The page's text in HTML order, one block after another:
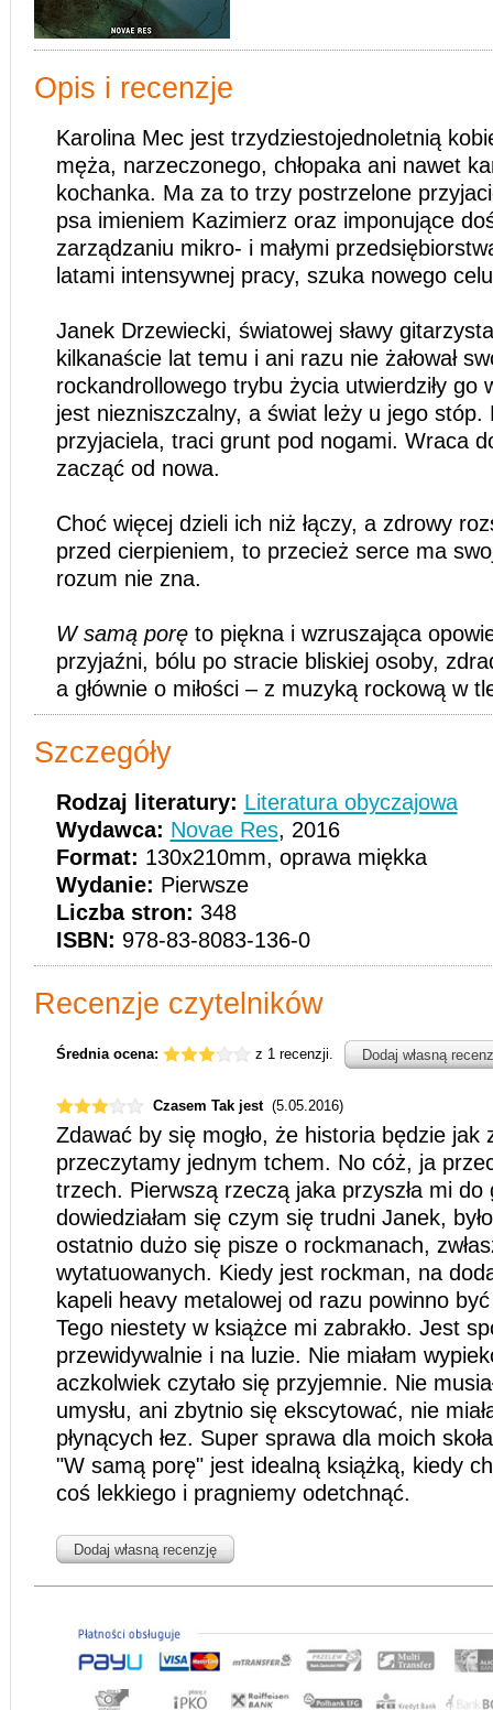
Opis i recenzje
Karolina Mec jest trzydziestojednoletnią
męża, narzeczonego, chłopaka ani nawet
kochanka. Ma za to trzy postrzelone
psa imieniem Kazimierz oraz imponujące
zarządzaniu mikro- i małymi
latami intensywnej pracy, szuka nowego
Janek Drzewiecki, światowej sławy
kilkanaście lat temu i ani razu nie żałował
rockandrollowego trybu życia utwierdziły go
jest niezniszczalny, a świat leży u jego stóp.
przyjaciela, traci grunt pod nogami. Wraca
zacząć od nowa.
Choć więcej dzieli ich niż łączy, a zdrowy
przed cierpieniem, to przecież serce ma
rozum nie zna.
W samą poręto piękna i wzruszająca
przyjaźni, bólu po stracie bliskiej osoby,
a głównie o miłości – z muzyką rockową w
Szczegóły
Rodzaj literatury: Literatura obyczajowa
Wydawca: Novae Res, 2016
Format: 130x210mm, oprawa miękka
Wydanie: Pierwsze
Liczba stron: 348
ISBN: 978-83-8083-136-0
Recenzje czytelników
Średnia ocena: z 1 recenzji. Dodaj własną
Czasem Tak jest (5.05.2016)
Zdawać by się mogło, że historia będzie jak
przeczytamy jednym tchem. No cóż, ja
trzech. Pierwszą rzeczą jaka przyszła mi do
dowiedziałam się czym się trudni Janek,
ostatnio dużo się pisze o rockmanach,
wytatuowanych. Kiedy jest rockman, na
kapeli heavy metalowej od razu powinno
Tego niestety w książce mi zabrakło. Jest
przewidywalnie i na luzie. Nie miałam
aczkolwiek czytało się przyjemnie. Nie
umysłu, ani zbytnio się ekscytować, nie
płynących łez. Super sprawa dla moich
"W samą porę" jest idealną książką, kiedy
coś lekkiego i pragniemy odetchnąć.
Dodaj własną recenzję